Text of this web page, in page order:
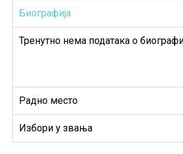
Биографија
Тренутно нема података о
Радно место
Избори у звања